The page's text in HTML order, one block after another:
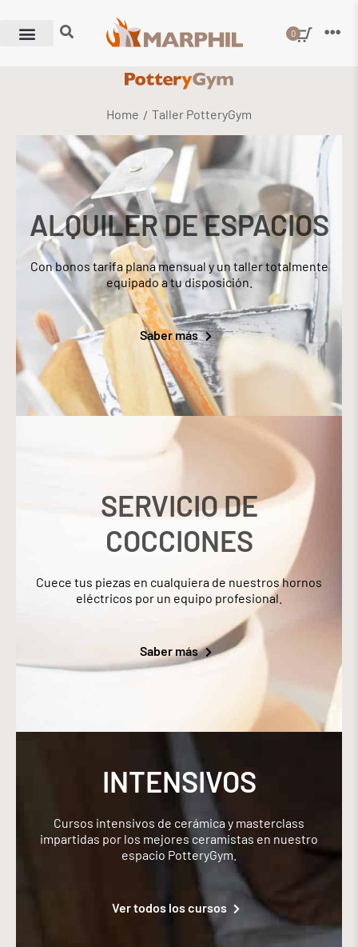
0
Home / Taller PotteryGym
ALQUILER DE ESPACIOS
Con bonos tarifa plana mensual y un taller totalmente
equipado a tu disposición.
Saber más
SERVICIO DE
COCCIONES
Cuece tus piezas en cualquiera de nuestros hornos
eléctricos por un equipo profesional.
Saber más
INTENSIVOS
Cursos intensivos de cerámica y masterclass
impartidas por los mejores ceramistas en nuestro
espacio PotteryGym.
Ver todos los cursos